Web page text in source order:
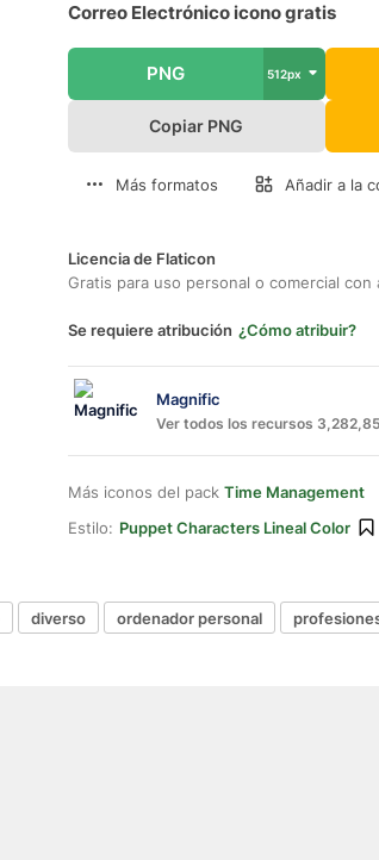
Correo Electrónico icono gratis
PNG 512px
Copiar PNG
Más formatos Añadir a la
Licencia de Flaticon
Gratis para uso personal o comercial con
Se requiere atribución ¿Cómo atribuir?
Magnific
Ver todos los recursos
Más iconos del pack Time Management
Estilo: Puppet Characters Lineal Color
diverso ordenador personal